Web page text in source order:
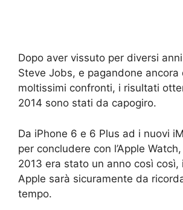
Dopo aver vissuto per diversi anni
Steve Jobs, e pagandone ancora
moltissimi confronti, i risultati
2014 sono stati da capogiro.
Da iPhone 6 e 6 Plus ad i nuovi
per concludere con l’Apple
2013 era stato un anno così così,
Apple sarà sicuramente da
tempo.